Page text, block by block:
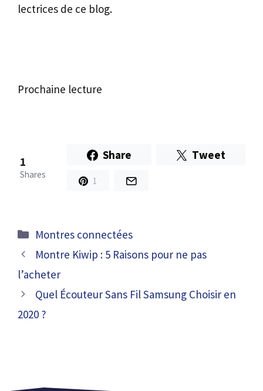
lectrices de ce blog.
Prochaine lecture
1
Shares
Share Tweet
1
Catégories
Montres connectées
Montre Kiwip : 5 Raisons pour ne pas
l’acheter
Quel Écouteur Sans Fil Samsung Choisir en
2020 ?